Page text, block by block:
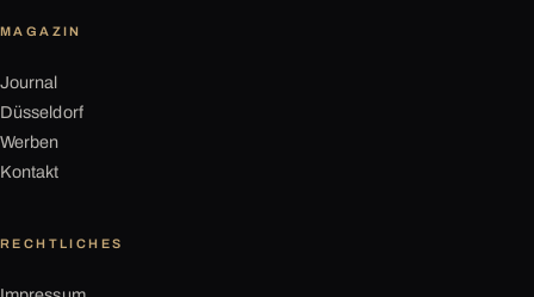
MAGAZIN
Journal
Düsseldorf
Werben
Kontakt
RECHTLICHES